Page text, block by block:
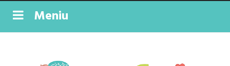
Meniu